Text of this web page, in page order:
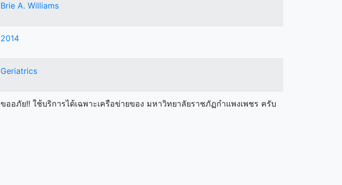
Brie A. Williams
2014
Geriatrics
ขออภัย!! ใช้บริการได้เฉพาะเครือข่ายของ มหาวิทยาลัยราชภัฏกำแพงเพชร ครับ